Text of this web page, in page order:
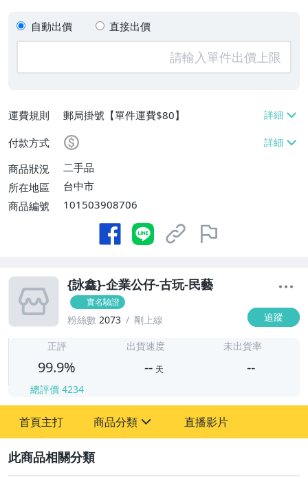
自動出價 直接出價
運費規則
郵局掛號【單件運費$80】
付款方式
商品狀況
二手品
所在地區
台中市
商品編號
101503908706
{詠鑫}-企業公仔-古玩-民藝
實名驗證
粉絲數 2073 剛上線 追蹤
正評
99.9%
總評價 4234
出貨速度
-- 天
未出貨率
--
首頁主打 商品分類
圖書/影音/文具
直播影片